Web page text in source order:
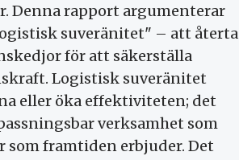
Denna rapport argumenterar
suveränitet" – att återta
för att säkerställa
Logistisk suveränitet
eller öka effektiviteten; det
verksamhet som
framtiden erbjuder. Det